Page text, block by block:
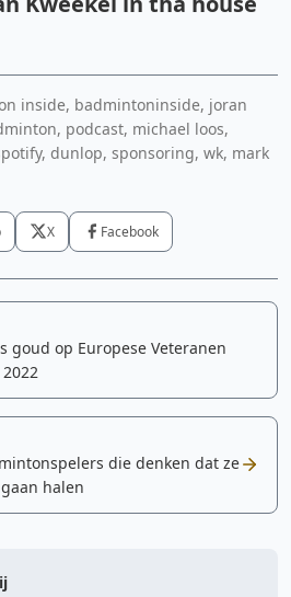
inside, badmintoninside, joran
podcast, michael loos,
dunlop, sponsoring, wk, mark
X Facebook
goud op Europese Veteranen
die denken dat ze
halen